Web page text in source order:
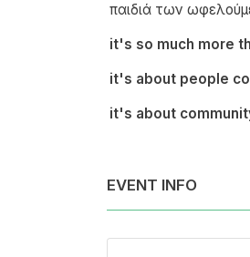
παιδιά των
it's so much more
it's about people
it's about
EVENT INFO